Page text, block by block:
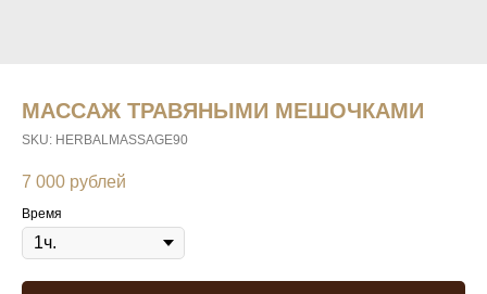
МАССАЖ ТРАВЯНЫМИ МЕШОЧКАМИ
SKU: HERBALMASSAGE90
7 000 рублей
Время